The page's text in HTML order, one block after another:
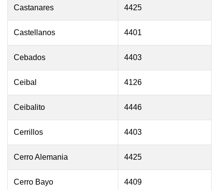
Castanares 4425
Castellanos 4401
Cebados 4403
Ceibal 4126
Ceibalito 4446
Cerrillos 4403
Cerro Alemania 4425
Cerro Bayo 4409